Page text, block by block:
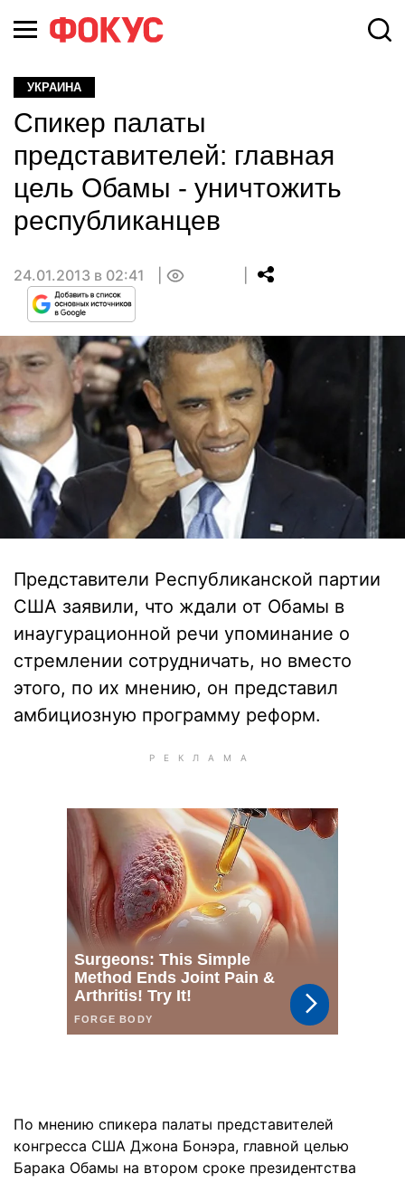
УКРАИНА
Спикер палаты
представителей: главная
цель Обамы - уничтожить
республиканцев
24.01.2013 в 02:41
Представители Республиканской партии
США заявили, что ждали от Обамы в
инаугурационной речи упоминание о
стремлении сотрудничать, но вместо
этого, по их мнению, он представил
амбициозную программу реформ.
По мнению спикера палаты представителей
конгресса США Джона Бонэра, главной целью
Барака Обамы на втором сроке президентства